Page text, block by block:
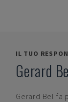
IL TUO
Gerard
Gerard Bel fa